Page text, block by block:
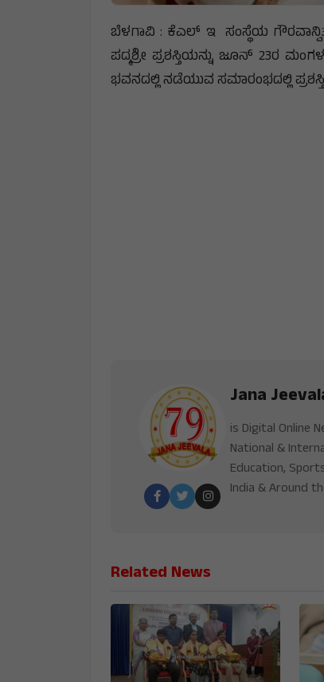
ಬೆಳಗಾವಿ : ಕೆಎಲ್ ಇ ಸಂಸ್ಥೆಯ
ಪದ್ಮಶ್ರೀ ಪ್ರಶಸ್ತಿಯನ್ನು ಜೂನ್ 23ರ
ಭವನದಲ್ಲಿ ನಡೆಯುವ ಸಮಾರಂಭದಲ್ಲಿ ಪ್ರಶಸ್ತಿ
Jana
is Digital Online
National &
Education,
India & Around
Related News